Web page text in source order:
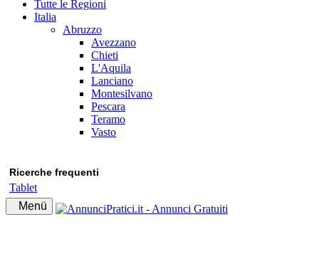
Tutte le Regioni
Italia
Abruzzo
Avezzano
Chieti
L'Aquila
Lanciano
Montesilvano
Pescara
Teramo
Vasto
Ricerche frequenti
Tablet
Menü